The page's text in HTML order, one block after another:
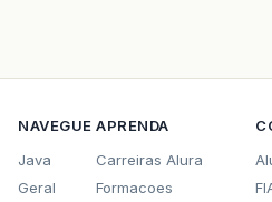
NAVEGUE
Java
Geral
APRENDA
Carreiras Alura
Formacoes